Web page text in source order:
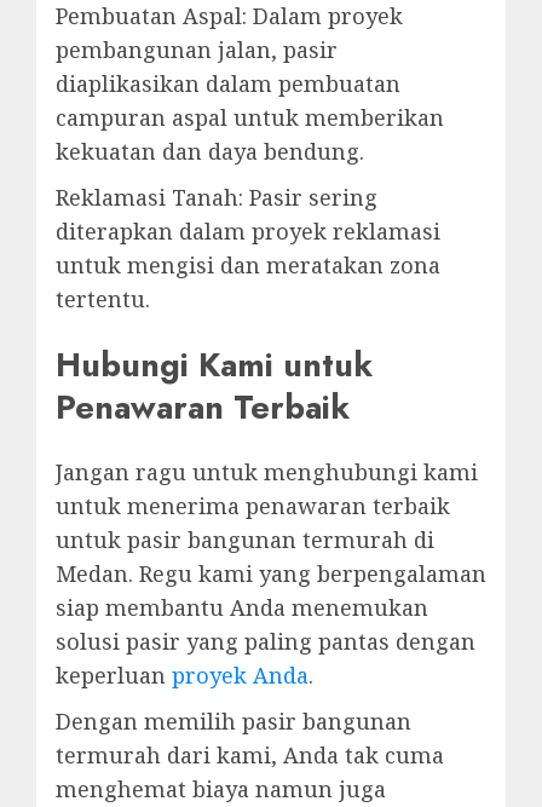
Pembuatan Aspal: Dalam proyek
pembangunan jalan, pasir
diaplikasikan dalam pembuatan
campuran aspal untuk memberikan
kekuatan dan daya bendung.
Reklamasi Tanah: Pasir sering
diterapkan dalam proyek reklamasi
untuk mengisi dan meratakan zona
tertentu.
Hubungi Kami untuk
Penawaran Terbaik
Jangan ragu untuk menghubungi kami
untuk menerima penawaran terbaik
untuk pasir bangunan termurah di
Medan. Regu kami yang berpengalaman
siap membantu Anda menemukan
solusi pasir yang paling pantas dengan
keperluan proyek Anda.
Dengan memilih pasir bangunan
termurah dari kami, Anda tak cuma
menghemat biaya namun juga